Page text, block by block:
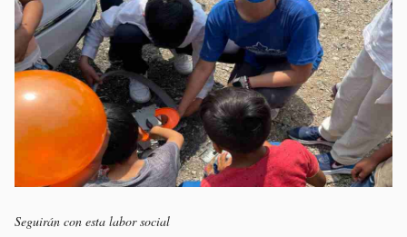
Seguirán con esta labor social